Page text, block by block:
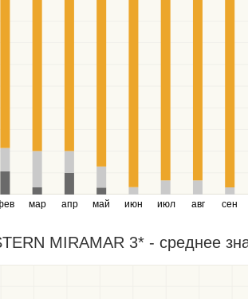
мар апр май июн июл авг сен
MIRAMAR 3* - среднее